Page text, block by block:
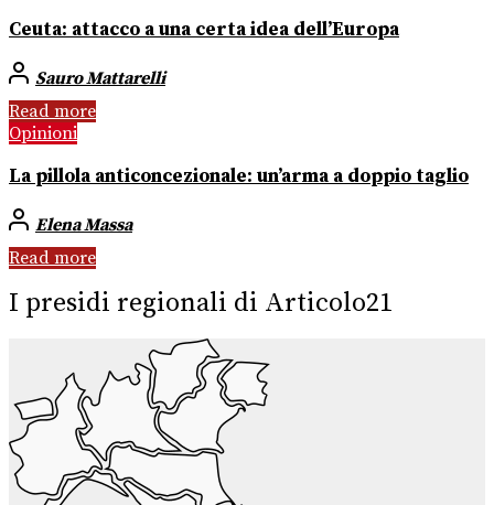
Ceuta: attacco a una certa idea dell’Europa
Sauro Mattarelli
Read more
Opinioni
La pillola anticoncezionale: un’arma a doppio taglio
Elena Massa
Read more
I presidi regionali di Articolo21